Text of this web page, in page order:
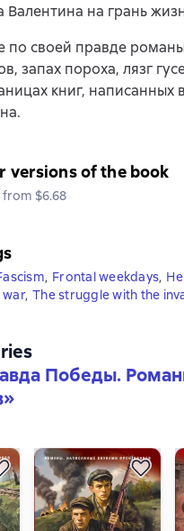
Валентина на грань
по своей правде
запах пороха, лязг
книг, написанных
versions of the book
from $6.68
, Frontal weekdays,
, The struggle with the
Победы.
»